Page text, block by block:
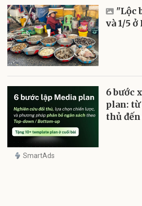
"Lộc
và 1/5 ở
6 bước
plan:
thủ
SmartAds